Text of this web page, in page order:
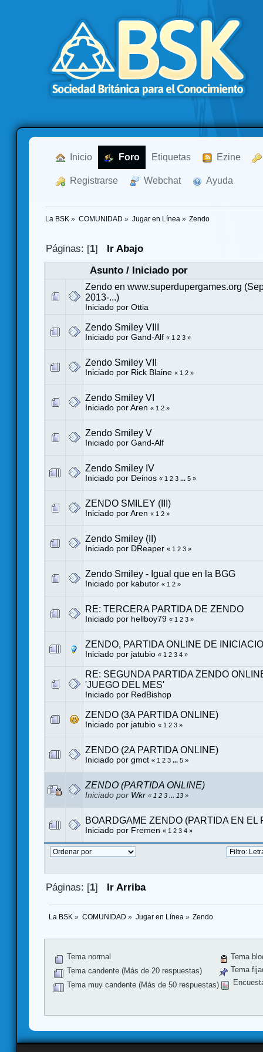
Inicio Foro Etiquetas Ezine
Registrarse Webchat Ayuda
La BSK » COMUNIDAD » Jugar en Línea » Zendo
Páginas: [1]
Ir Abajo
Asunto/ Iniciado por
Zendo en www.superdupergames.org
2013-...)
Iniciado por Ottia
Zendo Smiley VIII
Iniciado por Gand-Alf « 1 2 3 »
Zendo Smiley VII
Iniciado por Rick Blaine « 1 2 »
Zendo Smiley VI
Iniciado por Aren « 1 2 »
Zendo Smiley V
Iniciado por Gand-Alf
Zendo Smiley IV
Iniciado por Deinos « 1 2 3 ... 5 »
ZENDO SMILEY (III)
Iniciado por Aren « 1 2 »
Zendo Smiley (II)
Iniciado por DReaper « 1 2 3 »
Zendo Smiley - Igual que en la BGG
Iniciado por kabutor « 1 2 »
RE: TERCERA PARTIDA DE ZENDO
Iniciado por hellboy79 « 1 2 3 »
ZENDO, PARTIDA ONLINE DE
Iniciado por jatubio « 1 2 3 4 »
RE: SEGUNDA PARTIDA ZENDO
'JUEGO DEL MES'
Iniciado por RedBishop
ZENDO (3A PARTIDA ONLINE)
Iniciado por jatubio « 1 2 3 »
ZENDO (2A PARTIDA ONLINE)
Iniciado por gmct « 1 2 3 ... 5 »
ZENDO (PARTIDA ONLINE)
Iniciado por Wkr « 1 2 3 ... 13 »
BOARDGAME ZENDO (PARTIDA EN EL
Iniciado por Fremen « 1 2 3 4 »
Páginas: [1] Ir Arriba
La BSK » COMUNIDAD » Jugar en Línea » Zendo
Tema normal
Tema candente (Más de 20 respuestas)
Tema muy candente (Más de 50 respuestas)
Tema
Tema